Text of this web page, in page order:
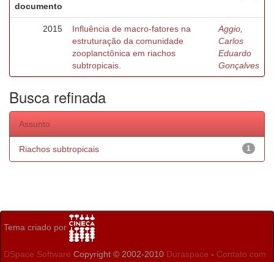
documento
2015
Influência de macro-fatores na
estruturação da comunidade
zooplanctônica em riachos
subtropicais.
Aggio,
Carlos
Eduardo
Gonçalves
Busca refinada
Assunto
1
Riachos subtropicais
Tema criado por
DSpace Software Copyright © 2002-2010 Duraspace - Contato com